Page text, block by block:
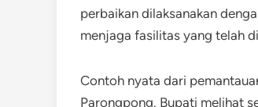
perbaikan dilaksanakan
menjaga fasilitas yang telah
Contoh nyata dari
Parongpong. Bupati melihat